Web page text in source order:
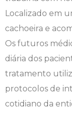
Localizado em
cachoeira e
Os futuros
diária dos
tratamento
protocolos de
cotidiano da
Engenharia
Engenharia
Engenharia de
Engenharia
Carteirinha de
Central de
Ensalamento
Manual do
Diploma Digital
Educação em
Editais
Infocampo